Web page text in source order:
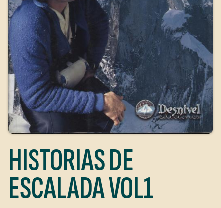
HISTORIAS DE
ESCALADA VOL1